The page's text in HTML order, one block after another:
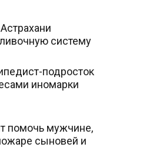
систему
подросток
иномарки
помочь мужчине,
сыновей и